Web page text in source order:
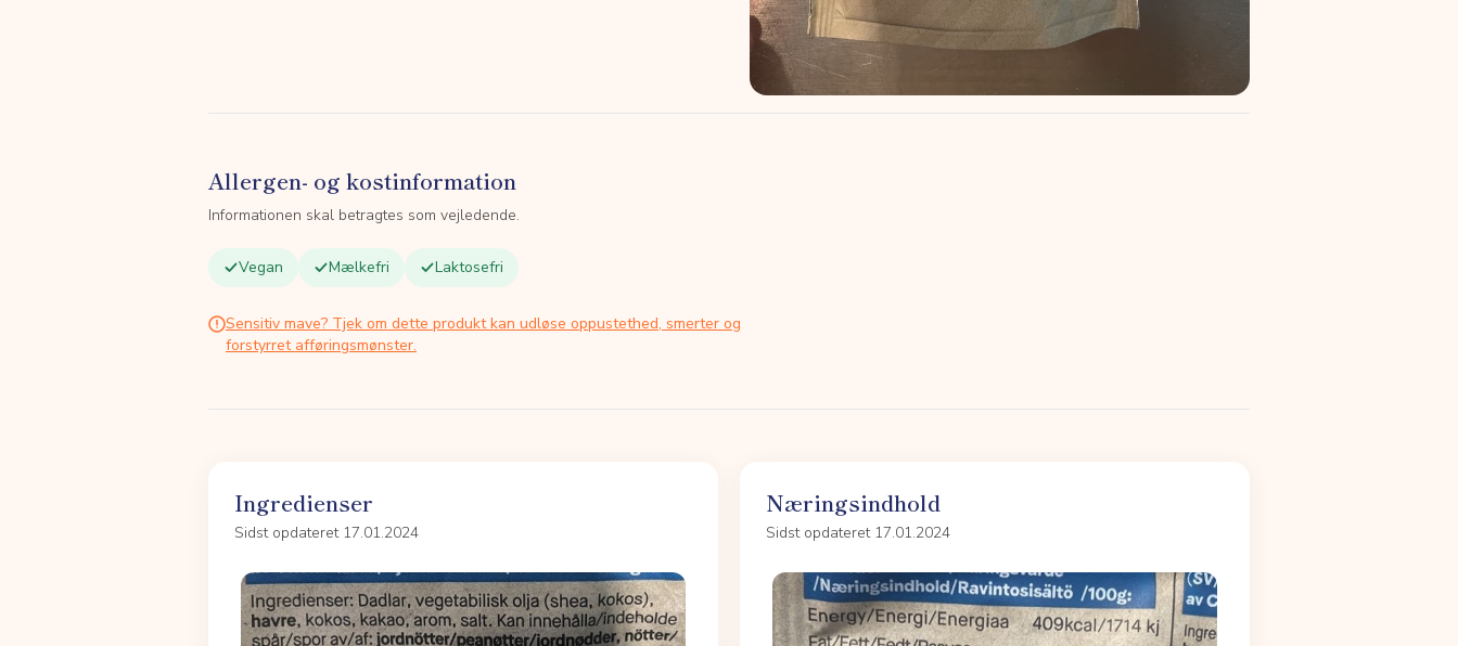
Allergen- og kostinformation
Informationen skal betragtes som vejledende.
Vegan Mælkefri Laktosefri
Sensitiv mave? Tjek om dette produkt kan udløse oppustethed, smerter og
forstyrret afføringsmønster.
Ingredienser
Sidst opdateret 17.01.2024
Næringsindhold
Sidst opdateret 17.01.2024